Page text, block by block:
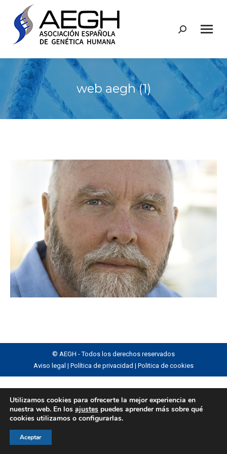
Buscar:
web aegh (1)
© AEGH - Todos los derechos reservados
Aviso legal | Política de privacidad | Politica de cookies
Utilizamos cookies para ofrecerte la mejor experiencia en
nuestra web. En los ajustes puedes aprender más sobre qué
cookies utilizamos o configurarlas.
Aceptar